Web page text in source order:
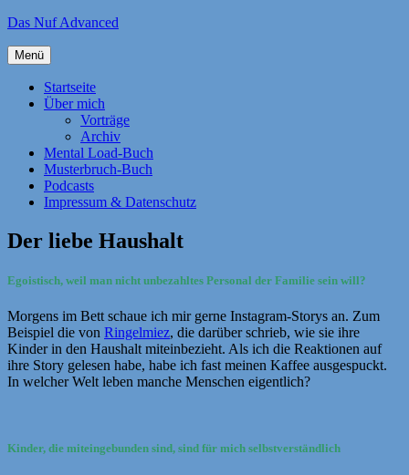
Zum
springen
Das Nuf Advanced
Menü
Startseite
Über mich
Vorträge
Archiv
Mental Load-Buch
Musterbruch-Buch
Podcasts
Impressum & Datenschutz
Der liebe Haushalt
Egoistisch, weil man nicht unbezahltes Personal der Familie sein will?
Morgens im Bett schaue ich mir gerne Instagram-Storys an. Zum
Beispiel die von Ringelmiez, die darüber schrieb, wie sie ihre
Kinder in den Haushalt miteinbezieht. Als ich die Reaktionen auf
ihre Story gelesen habe, habe ich fast meinen Kaffee ausgespuckt.
In welcher Welt leben manche Menschen eigentlich?
Kinder, die miteingebunden sind, sind für mich selbstverständlich